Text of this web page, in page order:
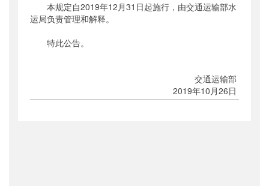
本规定自2019年12月31日起施行，由交通运输部水
运局负责管理和解释。
特此公告。
交通运输部
2019年10月26日